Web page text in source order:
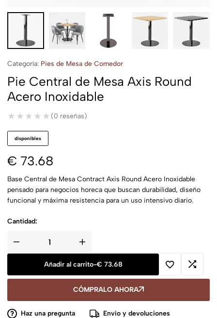
Categoría: Pies de Mesa de Comedor
Pie Central de Mesa Axis Round
Acero Inoxidable
★★★★★
★★★★★ (0 reseñas)
disponibles
€ 73.68
Base Central de Mesa Contract Axis Round Acero Inoxidable
pensado para negocios horeca que buscan durabilidad, diseño
funcional y máxima resistencia para un uso intensivo diario.
Cantidad:
Añadir al carrito-€ 73.68
CÓMPRALO AHORA
Haz una pregunta
Envío y devoluciones